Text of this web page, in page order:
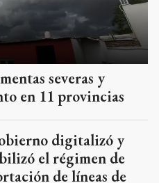
severas y
en 11 provincias
digitalizó y
el régimen de
de líneas de